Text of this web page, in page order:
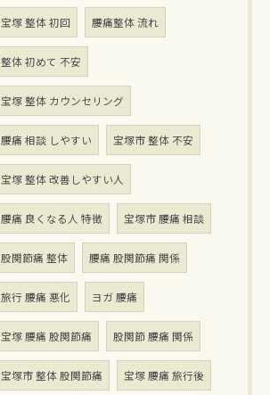
宝塚 整体 初回 腰痛整体 流れ
整体 初めて 不安
宝塚 整体 カウンセリング
腰痛 相談 しやすい 宝塚市 整体 不安
宝塚 整体 改善しやすい人
腰痛 良くなる人 特徴 宝塚市 腰痛 相談
股関節痛 整体 腰痛 股関節痛 関係
旅行 腰痛 悪化 ヨガ 腰痛
宝塚 腰痛 股関節痛 股関節 腰痛 関係
宝塚市 整体 股関節痛 宝塚 腰痛 旅行後